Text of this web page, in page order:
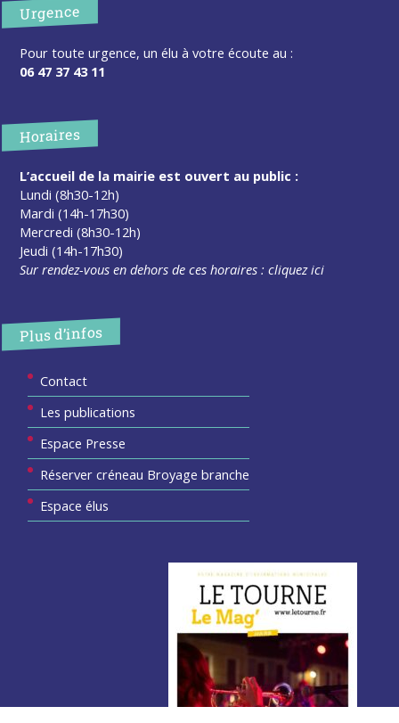
Urgence
Pour toute urgence, un élu à votre écoute au :
06 47 37 43 11
Horaires
L’accueil de la mairie est ouvert au public :
Lundi (8h30-12h)
Mardi (14h-17h30)
Mercredi (8h30-12h)
Jeudi (14h-17h30)
Sur rendez-vous en dehors de ces horaires :cliquez ici
Plus d’infos
Contact
Les publications
Espace Presse
Réserver créneau Broyage branche
Espace élus